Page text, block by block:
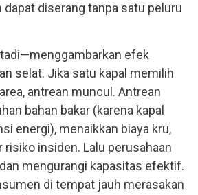
dapat diserang tanpa satu peluru
efek
selat. Jika satu kapal memilih
antrean muncul. Antrean
bahan bakar (karena kapal
energi), menaikkan biaya kru,
insiden. Lalu perusahaan
mengurangi kapasitas efektif.
di tempat jauh merasakan